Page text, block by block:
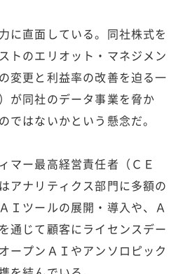
に直面している。同社株式を
トのエリオット・マネジメン
変更と利益率の改善を迫る一
が同社のデータ事業を脅か
ではないかという懸念だ。
マー最高経営責任者（ＣＥ
アナリティクス部門に多額の
Ｉツールの展開・導入や、Ａ
通じて顧客にライセンスデー
ープンＡＩやアンソロピック